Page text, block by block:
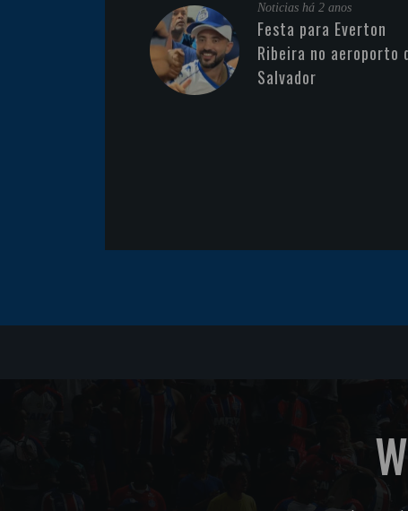
Noticias há 2 anos
Festa para Everton
Ribeira no aeroporto
Salvador